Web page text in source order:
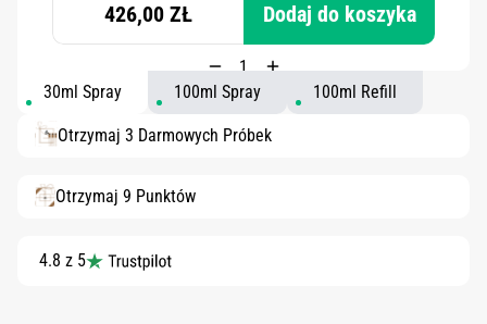
426,00 ZŁ Dodaj do koszyka
30ml Spray 100ml Spray 100ml Refill
Otrzymaj 3 Darmowych Próbek
Otrzymaj 9 Punktów
4.8 z 5